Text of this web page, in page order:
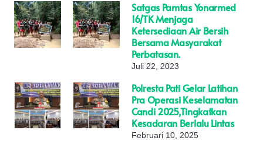
Satgas Pamtas Yonarmed
16/TK Menjaga
Ketersediaan Air Bersih
Bersama Masyarakat
Perbatasan.
Juli 22, 2023
Polresta Pati Gelar Latihan
Pra Operasi Keselamatan
Candi 2025,Tingkatkan
Kesadaran Berlalu Lintas
Februari 10, 2025